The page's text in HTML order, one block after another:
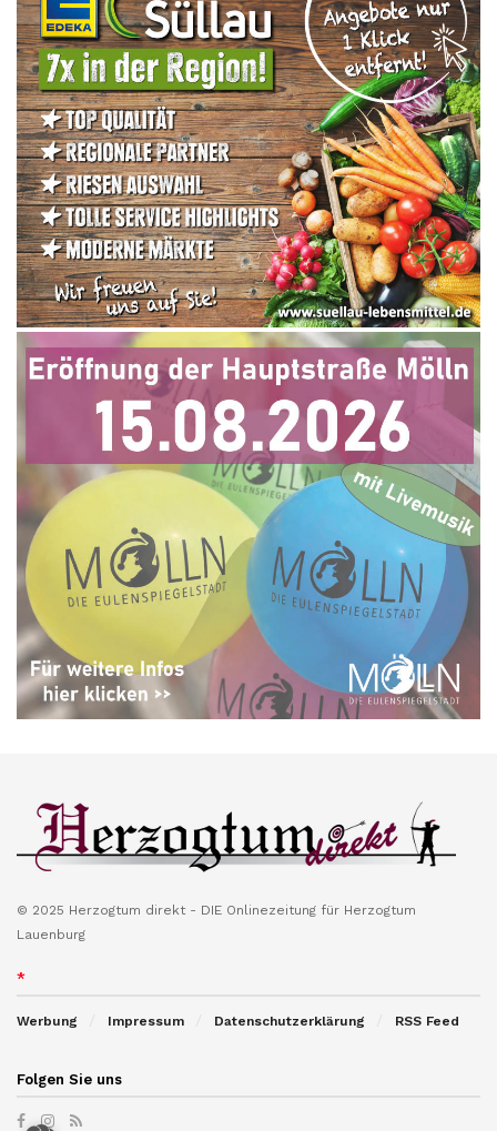
© 2025 Herzogtum direkt - DIE Onlinezeitung für Herzogtum
Lauenburg
*
Werbung Impressum Datenschutzerklärung RSS Feed
Folgen Sie uns